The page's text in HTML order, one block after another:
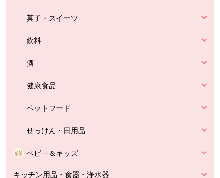
菓子・スイーツ
飲料
酒
健康食品
ペットフード
せっけん・日用品
ベビー＆キッズ
キッチン用品・食器・浄水器